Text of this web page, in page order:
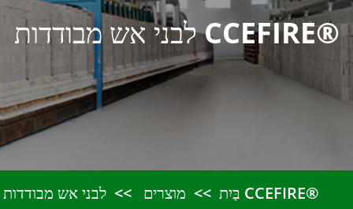
לבני אש מבודדות CCEFIRE®
בַּיִת מוצרים לבני אש מבודדות CCEFIRE®